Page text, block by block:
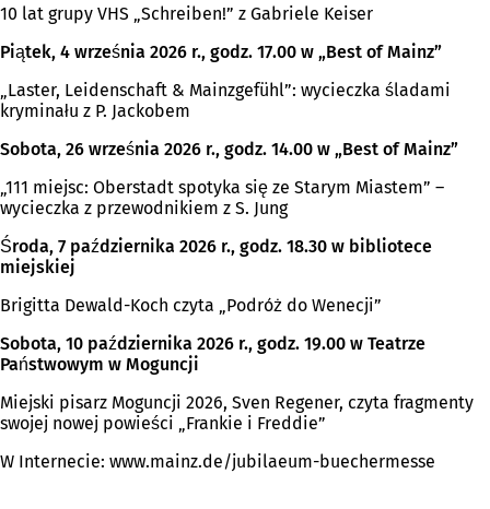
10 lat grupy VHS „Schreiben!” z Gabriele Keiser
Piątek, 4 września 2026 r., godz. 17.00 w „Best of Mainz”
„Laster, Leidenschaft & Mainzgefühl”: wycieczka śladami
kryminału z P. Jackobem
Sobota, 26 września 2026 r., godz. 14.00 w „Best of Mainz”
„111 miejsc: Oberstadt spotyka się ze Starym Miastem” –
wycieczka z przewodnikiem z S. Jung
Środa, 7 października 2026 r., godz. 18.30 w bibliotece
miejskiej
Brigitta Dewald-Koch czyta „Podróż do Wenecji”
Sobota, 10 października 2026 r., godz. 19.00 w Teatrze
Państwowym w Moguncji
Miejski pisarz Moguncji 2026, Sven Regener, czyta fragmenty
swojej nowej powieści „Frankie i Freddie”
W Internecie: www.mainz.de/jubilaeum-buechermesse